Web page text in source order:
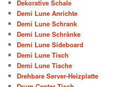
Dekorative Schale
Demi Lune Anrichte
Demi Lune Schrank
Demi Lune Schränke
Demi Lune Sideboard
Demi Lune Tisch
Demi Lune Tische
Drehbare Server-Heizplatte